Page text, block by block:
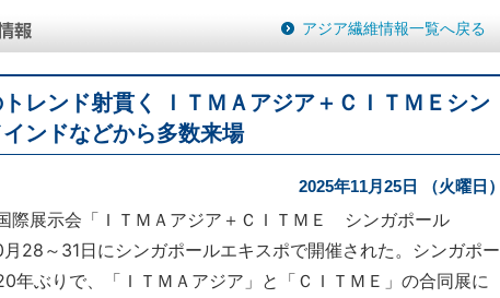
アジア繊維情報一覧へ戻る
レンド射貫く ＩＴＭＡアジア＋ＣＩＴＭＥシン
ンドなどから多数来場
2025年11月25日 （火曜日）
際展示会「ＩＴＭＡアジア＋ＣＩＴＭＥ シンガポール
28～31日にシンガポールエキスポで開催された。シンガポー
年ぶりで、「ＩＴＭＡアジア」と「ＣＩＴＭＥ」の合同展に